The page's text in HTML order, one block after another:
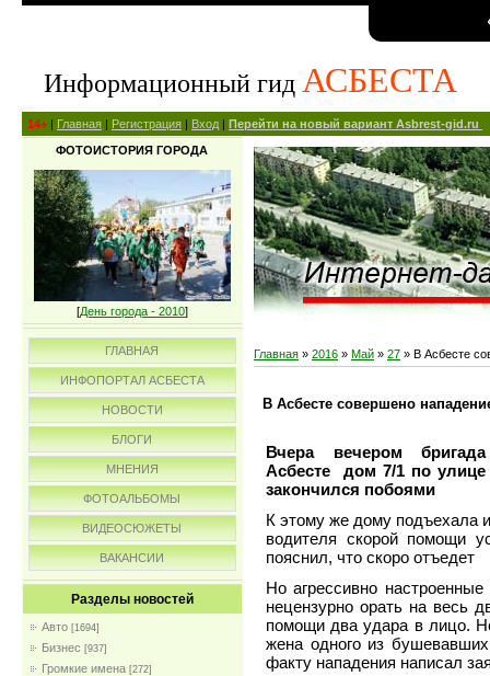
Информационный гид АСБЕСТА
14+ | Главная | Регистрация | Вход | Перейти на новый вариант Asbrest-gid.ru
ФОТОИСТОРИЯ ГОРОДА
[День города - 2010]
ГЛАВНАЯ
ИНФОПОРТАЛ АСБЕСТА
НОВОСТИ
БЛОГИ
МНЕНИЯ
ФОТОАЛЬБОМЫ
ВИДЕОСЮЖЕТЫ
ВАКАНСИИ
Разделы новостей
Авто [1694]
Бизнес [937]
Громкие имена [272]
Главная » 2016 » Май » 27 » В Асбесте
В Асбесте совершено
Вчера вечером
Асбесте дом 7/1 по
закончился побоями
К этому же дому подъехала
водителя скорой помощи
пояснил, что скоро отъедет
Но агрессивно
нецензурно орать на весь
помощи два удара в лицо.
жена одного из
факту нападения написал